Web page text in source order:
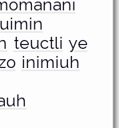
teuctli ye
inimiuh